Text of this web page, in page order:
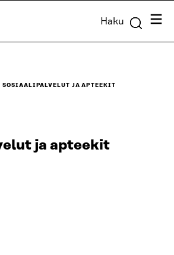
Haku
SOSIAALIPALVELUT JA APTEEKIT
ja apteekit